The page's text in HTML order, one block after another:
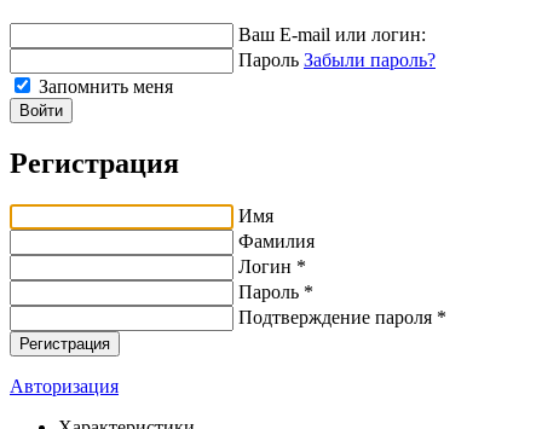
Ваш E-mail или логин:
Пароль Забыли пароль?
Запомнить меня
Войти
Регистрация
Имя
Фамилия
Логин *
Пароль *
Подтверждение пароля *
Авторизация